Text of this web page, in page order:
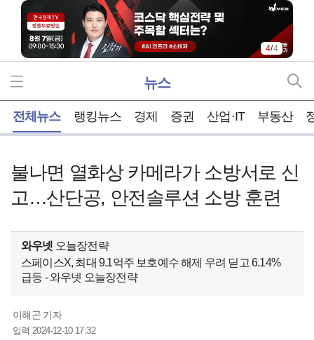
4/4
뉴스
전체뉴스 랭킹뉴스 경제 증권 산업·IT 부동산
불나면 열화상 카메라가 소방서로 신
고…산단공, 안전솔루션 소방 훈련
와우넷 오늘장전략
스페이스X, 최대 9.1억주 보호예수 해제 우려 딛고 6.14%
급등 - 와우넷 오늘장전략
이해곤 기자
입력 2024-12-10 17:32